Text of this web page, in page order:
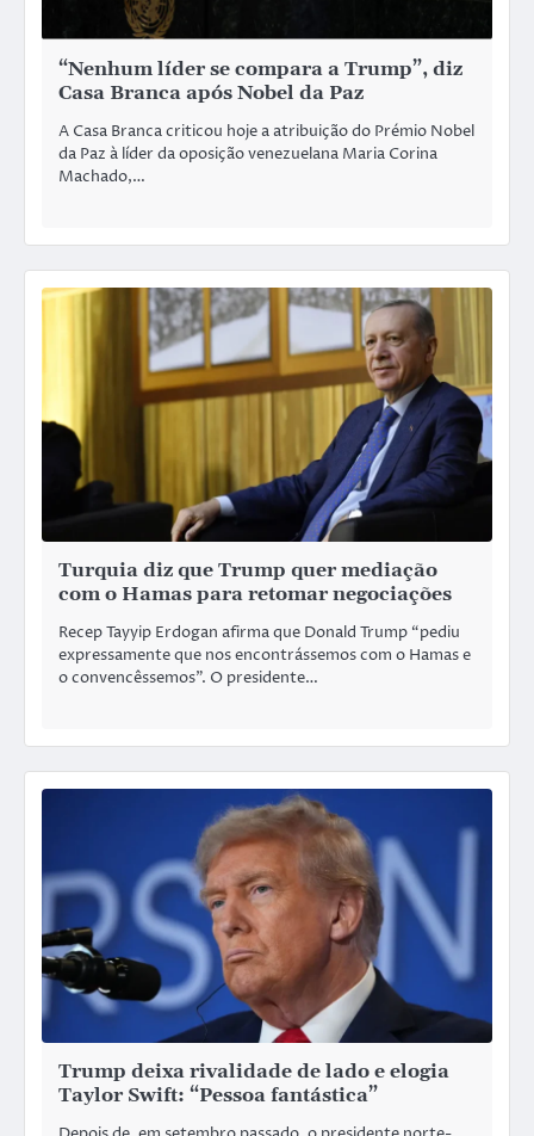
“Nenhum líder se compara a Trump”, diz
Casa Branca após Nobel da Paz
A Casa Branca criticou hoje a atribuição do Prémio Nobel
da Paz à líder da oposição venezuelana Maria Corina
Machado,…
Turquia diz que Trump quer mediação
com o Hamas para retomar negociações
Recep Tayyip Erdogan afirma que Donald Trump “pediu
expressamente que nos encontrássemos com o Hamas e
o convencêssemos”. O presidente…
Trump deixa rivalidade de lado e elogia
Taylor Swift: “Pessoa fantástica”